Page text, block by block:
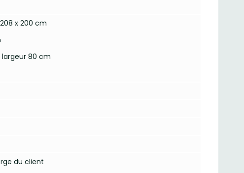
x 200 cm
largeur 80 cm
du client